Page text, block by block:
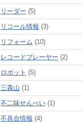
リーダー (5)
リコール情報 (3)
リフォーム (10)
レコードプレーヤー (2)
ロボット (5)
三毳山 (1)
不二味せんべい(1)
不具合情報 (4)